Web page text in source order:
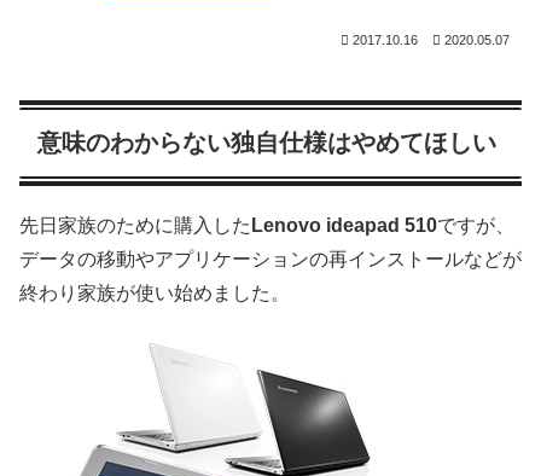
2017.10.16 2020.05.07
意味のわからない独自仕様はやめてほしい
先日家族のために購入した Lenovo ideapad 510ですが、
データの移動やアプリケーションの再インストールなどが
終わり家族が使い始めました。